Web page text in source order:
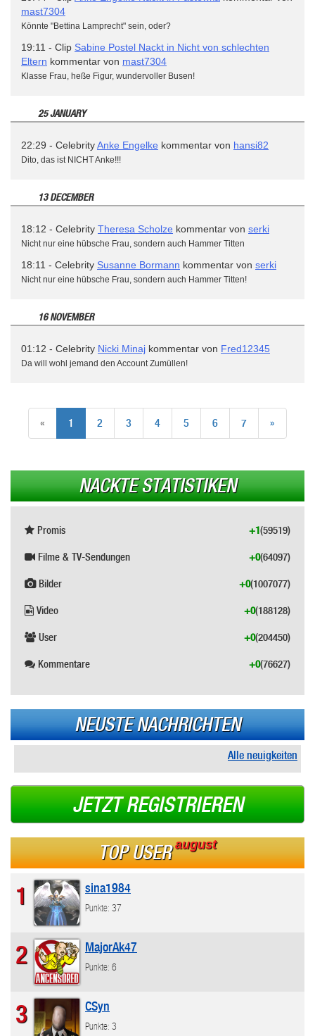
mast7304
Könnte "Bettina Lamprecht" sein, oder?
19:11 - Clip Sabine Postel Nackt in Nicht von schlechten
Eltern kommentar von mast7304
Klasse Frau, heße Figur, wundervoller Busen!
25 JANUARY
22:29 - CelebrityAnke Engelke kommentar von hansi82
Dito, das ist NICHT Anke!!!
13 DECEMBER
18:12 - Celebrity Theresa Scholze kommentar von serki
Nicht nur eine hübsche Frau, sondern auch Hammer Titten
18:11 - Celebrity Susanne Bormann kommentar von serki
Nicht nur eine hübsche Frau, sondern auch Hammer Titten!
16 NOVEMBER
01:12 - Celebrity Nicki Minaj kommentar von Fred12345
Da will wohl jemand den Account Zumüllen!
« 1 2 3 4 5 6 7 »
NACKTE STATISTIKEN
Promis (59519)
+1
Filme & TV-Sendungen (64097)
+0
Bilder (1007077)
+0
Video (188128)
+0
User (204450)
+0
Kommentare (76627)
+0
NEUSTE NACHRICHTEN
Alle neuigkeiten
JETZT REGISTRIEREN
TOP USERaugust
1 sina1984
Punkte: 37
2 MajorAk47
Punkte: 6
3 CSyn
Punkte: 3